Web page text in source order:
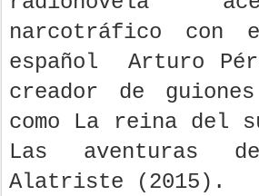
narcotráfico con
español Arturo
creador de
como La reina del
Las aventuras
Alatriste (2015).